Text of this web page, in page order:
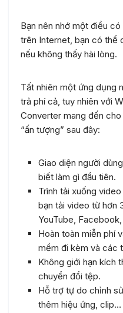
Bạn nên nhớ một điều
trên Internet, bạn có thể
nếu không thấy hài lòng.
Tất nhiên một ứng dụng
trả phí cả, tuy nhiên với
Converter mang đến
“ấn tượng” sau đây:
Giao diện người
biết làm gì đầu tiên.
Trình tải xuống
bạn tải video từ hơn
YouTube,
Hoàn toàn miễn phí
mềm đi kèm và các
Không giới hạn kích
chuyển đổi tệp.
Hỗ trợ tự do chỉnh
thêm hiệu ứng, clip…